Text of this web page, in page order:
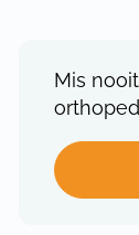
Mis